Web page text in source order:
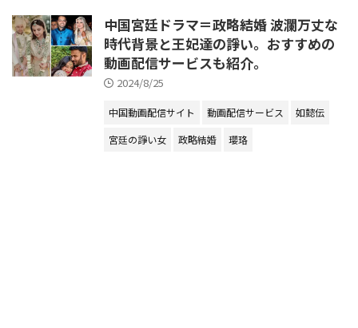
中国宮廷ドラマ＝政略結婚 波瀾万丈な
時代背景と王妃達の諍い。おすすめの
動画配信サービスも紹介。
2024/8/25
中国動画配信サイト 動画配信サービス
如懿伝
宮廷の諍い女
政略結婚 瓔珞